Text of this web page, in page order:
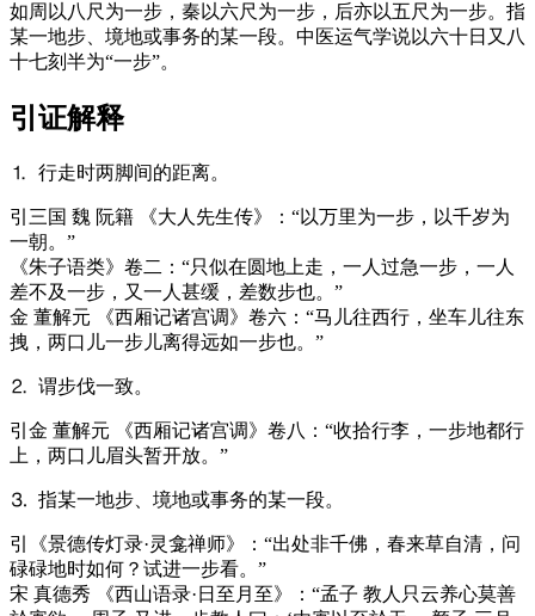
如周以八尺为一步，秦以六尺为一步，后亦以五尺为一步。指
某一地步、境地或事务的某一段。中医运气学说以六十日又八
十七刻半为“一步”。
引证解释
⒈ 行走时两脚间的距离。
引 三国 魏 阮籍 《大人先生传》：“以万里为一步，以千岁为
一朝。”
《朱子语类》卷二：“只似在圆地上走，一人过急一步，一人
差不及一步，又一人甚缓，差数步也。”
金 董解元 《西厢记诸宫调》卷六：“马儿往西行，坐车儿往东
拽，两口儿一步儿离得远如一步也。”
⒉ 谓步伐一致。
引 金 董解元 《西厢记诸宫调》卷八：“收拾行李，一步地都行
上，两口儿眉头暂开放。”
⒊ 指某一地步、境地或事务的某一段。
引
《景德传灯录·灵龛禅师》：“出处非千佛，春来草自清，问
碌碌地时如何？试进一步看。”
宋 真德秀 《西山语录·日至月至》：“孟子 教人只云养心莫善